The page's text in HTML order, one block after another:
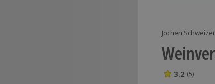
Jochen
3.2 Sterne
3.2 (5)